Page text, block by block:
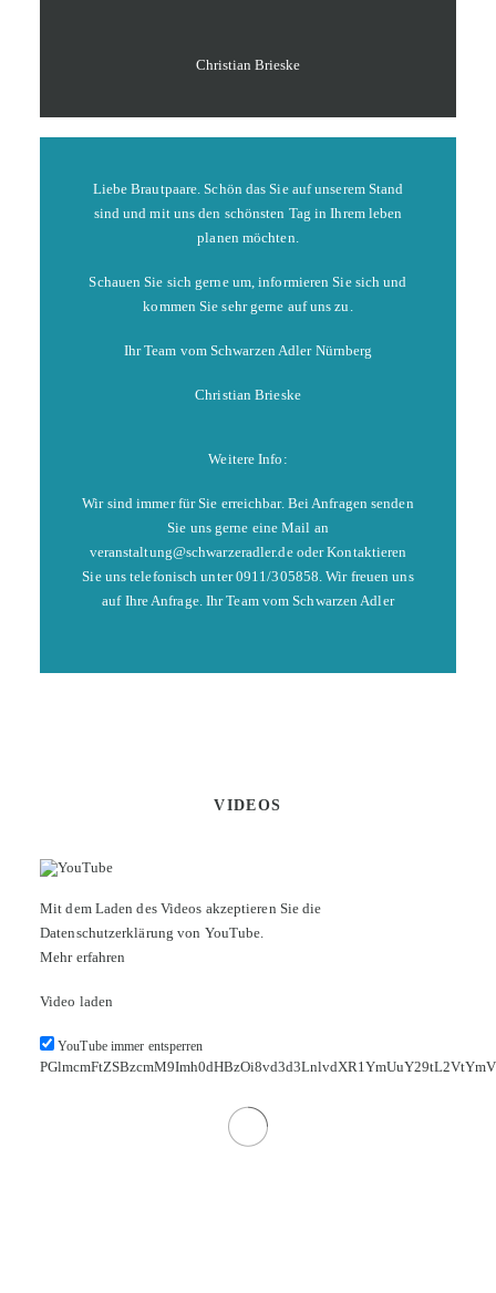
Christian Brieske
Liebe Brautpaare. Schön das Sie auf unserem Stand
sind und mit uns den schönsten Tag in Ihrem leben
planen möchten.
Schauen Sie sich gerne um, informieren Sie sich und
kommen Sie sehr gerne auf uns zu.
Ihr Team vom Schwarzen Adler Nürnberg
Christian Brieske
Weitere Info:
Wir sind immer für Sie erreichbar. Bei Anfragen senden
Sie uns gerne eine Mail an
veranstaltung@schwarzeradler.de oder Kontaktieren
Sie uns telefonisch unter 0911/305858. Wir freuen uns
auf Ihre Anfrage. Ihr Team vom Schwarzen Adler
VIDEOS
Mit dem Laden des Videos akzeptieren Sie die
Datenschutzerklärung von YouTube.
Mehr erfahren
Video laden
YouTube immer entsperren